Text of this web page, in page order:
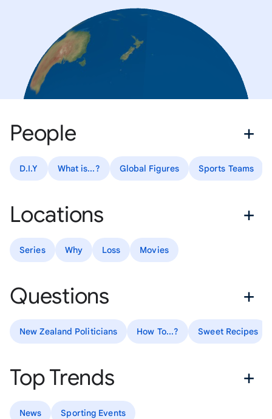
People
D.I.Y What is...? Global Figures Sports Teams
Locations
Series Why Loss Movies
Questions
New Zealand Politicians How To...? Sweet Recipes
Top Trends
News Sporting Events